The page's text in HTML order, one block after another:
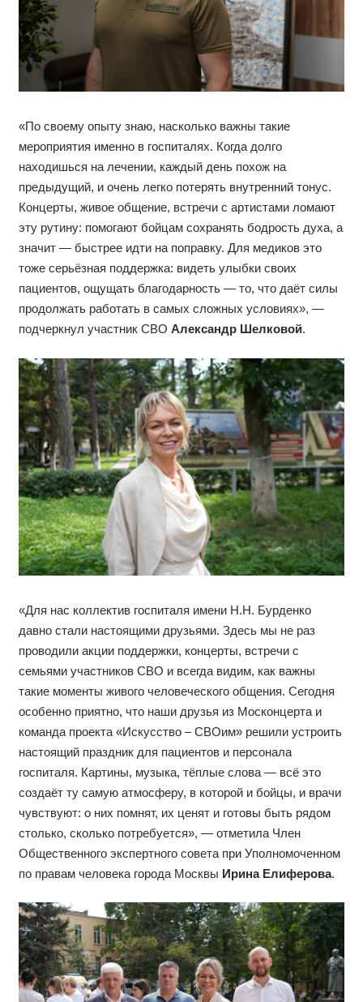
«По своему опыту знаю, насколько важны такие
мероприятия именно в госпиталях. Когда долго
находишься на лечении, каждый день похож на
предыдущий, и очень легко потерять внутренний тонус.
Концерты, живое общение, встречи с артистами ломают
эту рутину: помогают бойцам сохранять бодрость духа, а
значит — быстрее идти на поправку. Для медиков это
тоже серьёзная поддержка: видеть улыбки своих
пациентов, ощущать благодарность — то, что даёт силы
продолжать работать в самых сложных условиях», —
подчеркнул участник СВО Александр Шелковой.
«Для нас коллектив госпиталя имени Н.Н. Бурденко
давно стали настоящими друзьями. Здесь мы не раз
проводили акции поддержки, концерты, встречи с
семьями участников СВО и всегда видим, как важны
такие моменты живого человеческого общения. Сегодня
особенно приятно, что наши друзья из Москонцерта и
команда проекта «Искусство – СВОим» решили устроить
настоящий праздник для пациентов и персонала
госпиталя. Картины, музыка, тёплые слова — всё это
создаёт ту самую атмосферу, в которой и бойцы, и врачи
чувствуют: о них помнят, их ценят и готовы быть рядом
столько, сколько потребуется», — отметила Член
Общественного экспертного совета при Уполномоченном
по правам человека города Москвы Ирина Елиферова.